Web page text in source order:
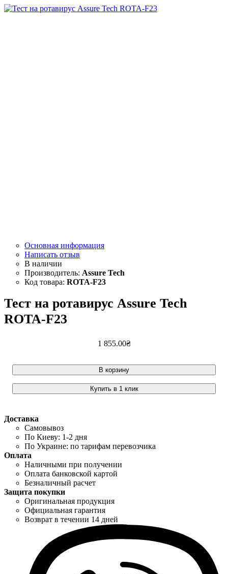
Основная информация
Написать отзыв
Assure Tech
ROTA-F23
Тест на ротавирус Assure Tech
ROTA-F23
1 855.00₴
В корзину
Купить в 1 клик
Доставка
Самовывоз
По Киеву: 1-2 дня
По Украине: по тарифам перевозчика
Оплата
Наличными при получении
Оплата банковской картой
Безналичный расчет
Защита покупки
Оригинальная продукция
Официальная гарантия
Возврат в течении 14 дней